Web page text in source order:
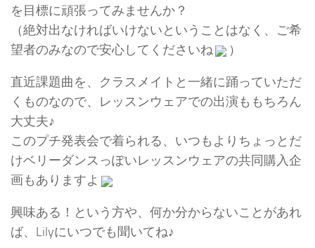
を目標に頑張ってみませんか？
（絶対出なければいけないということはなく、ご希
望者のみなので安心してくださいね
）
直近課題曲を、クラスメイトと一緒に踊っていただ
くものなので、レッスンウェアでの出演ももちろん
大丈夫♪
このプチ発表会で着られる、いつもよりちょっとだ
けベリーダンスっぽいレッスンウェアの共同購入企
画もありますよ
興味ある！という方や、何か分からないことがあれ
ば、Lilyにいつでも聞いてね♪